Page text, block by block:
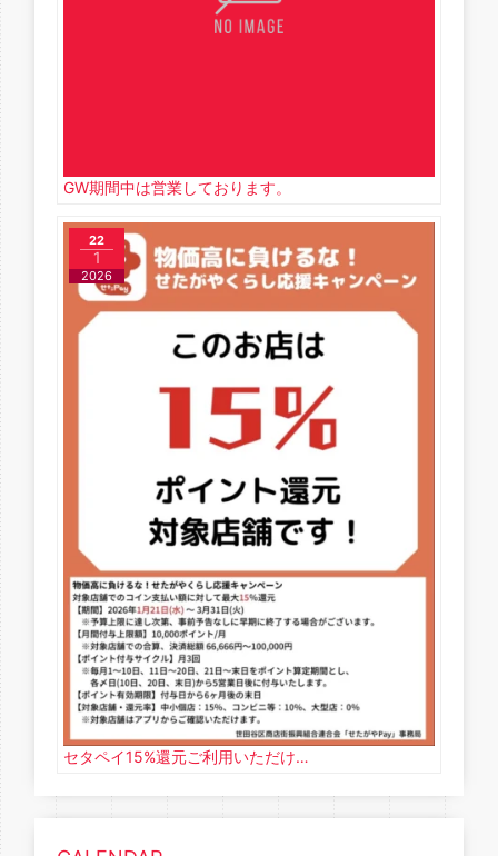
GW期間中は営業しております。
セタペイ15%還元ご利用いただけ…
22
1
2026